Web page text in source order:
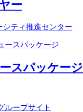
ー
シティ推進センター
スパッケージ